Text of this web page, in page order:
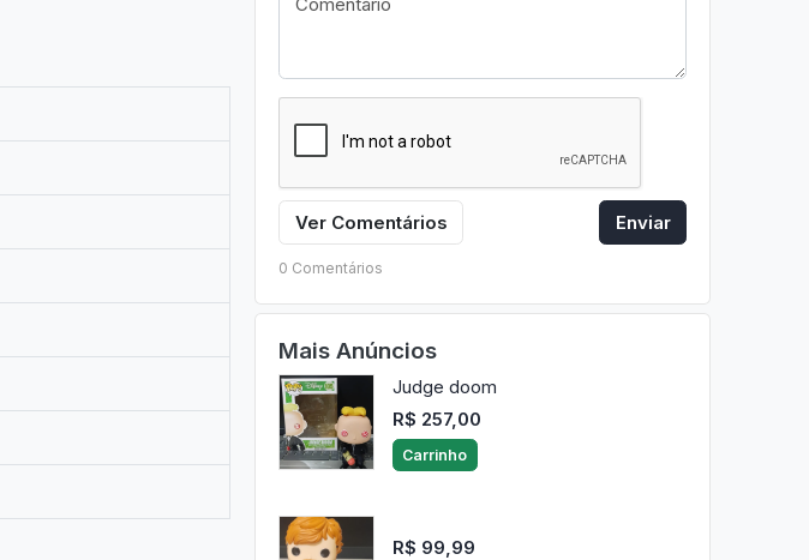
Ver Comentários Enviar
0 Comentários
Mais Anúncios
Judge doom
R$ 257,00
Carrinho
R$ 99,99